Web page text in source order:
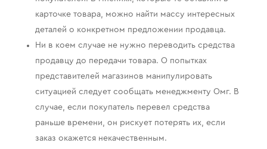
карточке товара, можно найти массу интересных
деталей о конкретном предложении продавца.
Ни в коем случае не нужно переводить средства
продавцу до передачи товара. О попытках
представителей магазинов манипулировать
ситуацией следует сообщать менеджменту Омг. В
случае, если покупатель перевел средства
раньше времени, он рискует потерять их, если
заказ окажется некачественным.